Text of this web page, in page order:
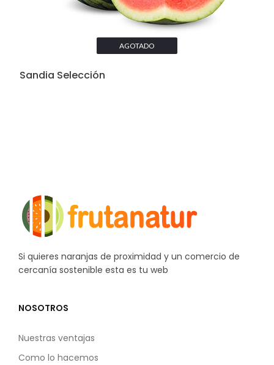
AGOTADO
Sandia Selección
Si quieres naranjas de proximidad y un comercio de
cercanía sostenible esta es tu web
NOSOTROS
Nuestras ventajas
Como lo hacemos